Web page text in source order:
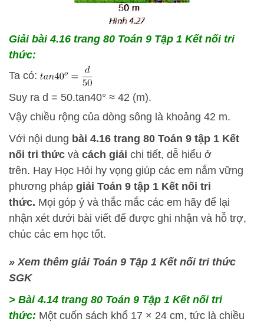
Giải bài 4.16 trang 80 Toán 9 Tập 1 Kết nối tri
thức:
Ta có:
Suy ra d = 50.tan40° ≈ 42 (m).
Vậy chiều rộng của dòng sông là khoảng 42 m.
Với nội dung bài 4.16 trang 80 Toán 9 tập 1 Kết
nối tri thức và cách giải chi tiết, dễ hiểu ở
trên. Hay Học Hỏi hy vọng giúp các em nắm vững
phương pháp giải Toán 9 tập 1 Kết nối tri
thức. Mọi góp ý và thắc mắc các em hãy để lại
nhận xét dưới bài viết để được ghi nhận và hỗ trợ,
chúc các em học tốt.
» Xem thêm giải Toán 9 Tập 1 Kết nối tri thức
SGK
> Bài 4.14 trang 80 Toán 9 Tập 1 Kết nối tri
thức: Một cuốn sách khổ 17 × 24 cm, tức là chiều